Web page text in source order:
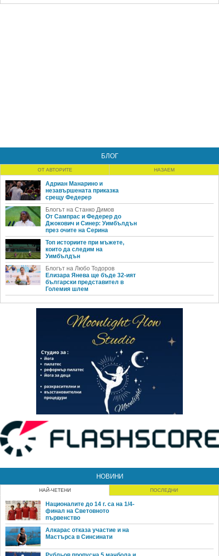
БЛОГ
ОТ АВТОРИТЕ НАЗАЕМ
Адриан Манарино и
незавършената приказка
срещу Федерер
Блогът на Станко Димов
От Сампрас и Федерер до
Джокович и Синер: Уимбълдън
през очите на Серина
Топ историите при мъжете,
които да следим на
Уимбълдън
Блогът на Любо Тодоров
Елизара Янева ще бъде 32-ият
български представител в
Големия шлем
НОВИНИ
НАЙ-ЧЕТЕНИ ПОСЛЕДНИ
Националите до 14 г. са на 1/4-
финал на Световното
първенство
Алкарас отказа участие и на
Мастърса в Синсинати